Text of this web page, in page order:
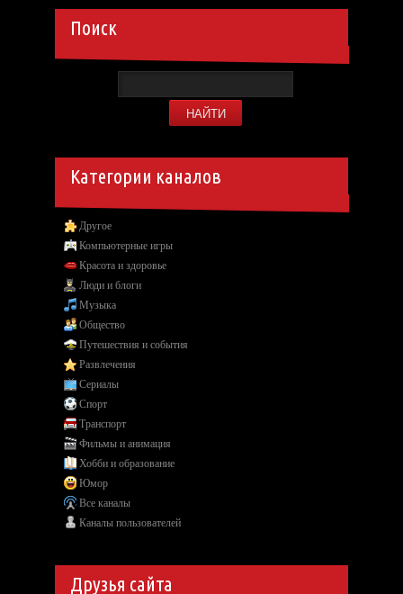
Поиск
Категории каналов
Другое
Компьютерные игры
Красота и здоровье
Люди и блоги
Музыка
Общество
Путешествия и события
Развлечения
Сериалы
Спорт
Транспорт
Фильмы и анимация
Хобби и образование
Юмор
Все каналы
Каналы пользователей
Друзья сайта